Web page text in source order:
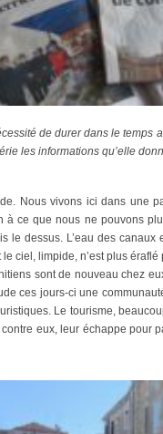
de durer dans le temps
les informations qu’elle
Nous vivons ici dans une
à ce que nous ne pouvons
le dessus. L’eau des
ciel, limpide, n’est plus
sont de nouveau chez
ces jours-ci une
Le tourisme,
eux, leur échappe pour